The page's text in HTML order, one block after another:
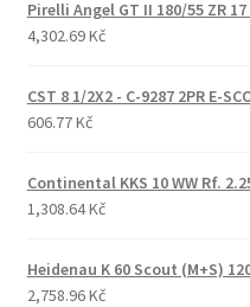
Pirelli Angel GT II 180/55 ZR
4,302.69 Kč
CST 8 1/2X2 - C-9287 2PR E-
606.77 Kč
Continental KKS 10 WW Rf.
1,308.64 Kč
Heidenau K 60 Scout (M+S)
2,758.96 Kč